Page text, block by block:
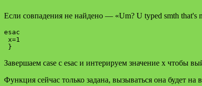
Если совпадения не найдено — «Um? U typed smth that's
esac
x=1
Завершаем case с esac и интерируем значение x чтобы
Функция сейчас только задана, вызываться она будет